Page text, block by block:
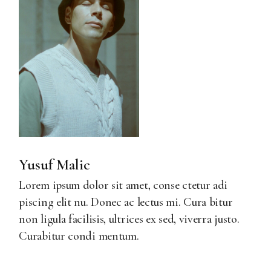
Yusuf Malic
Lorem ipsum dolor sit amet, conse ctetur adi
piscing elit nu. Donec ac lectus mi. Cura bitur
non ligula facilisis, ultrices ex sed, viverra justo.
Curabitur condi mentum.